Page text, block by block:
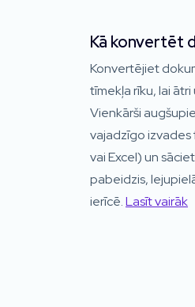
Kā konvertēt
Konvertējiet
tīmekļa rīku, lai
Vienkārši
vajadzīgo izvades
vai Excel) un
pabeidzis,
ierīcē.Lasīt vairāk